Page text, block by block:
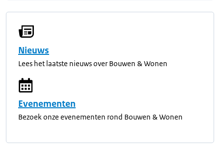
Nieuws
Lees het laatste nieuws over Bouwen & Wonen
Evenementen
Bezoek onze evenementen rond Bouwen & Wonen